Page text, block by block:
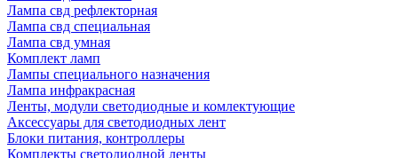
Лампа свд рефлекторная
Лампа свд специальная
Лампа свд умная
Комплект ламп
Лампы специального назначения
Лампа инфракрасная
Ленты, модули светодиодные и комлектующие
Аксессуары для светодиодных лент
Блоки питания, контроллеры
Комплекты светодиодной ленты